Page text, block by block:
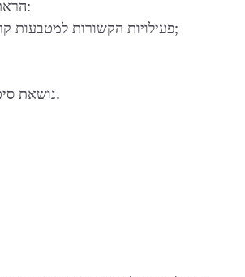
בהתבסס על האזהרה לעיל, NBG הראתה את עמדתה הבאה:
1. פעילויות הקשורות למטבעות קריפטוגרפיים אינן מוסדרות על ידי החקיקה הגיאורגית;
4. Crypto נושאת סיכונים משפטיים ופיננסיים עבור המשתמשים.